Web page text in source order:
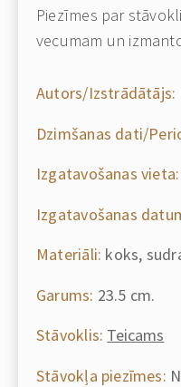
Piezīmes par
vecumam un
Autors/Izstrādātājs:
Dzimšanas dati/
Izgatavošanas vieta:
Izgatavošanas
Materiāli: koks,
Garums: 23.5 cm.
Stāvoklis: Teicams
Stāvokļa piezīmes: